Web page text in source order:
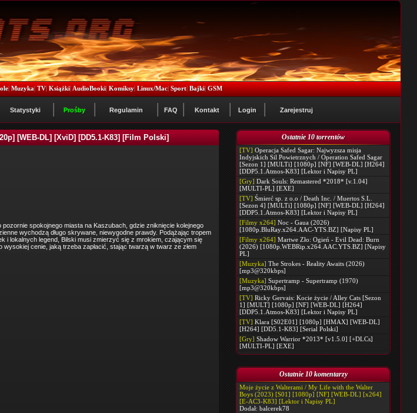
|Muzyka|TV|Książki|AudioBooki|Komiksy|Linux/Mac|Sport|Bajki|GSM
Statystyki Prośby Regulamin FAQ Kontakt Login Zarejestruj
Ostatnie 10 torrentów
[TV] Operacja Safed Sagar: Najwyzsza misja
Indyjskich Sil Powietrznych / Operation Safed Sagar
[Sezon 1] [MULTi] [1080p] [NF] [WEB-DL] [H264]
[DDP5.1.Atmos-K83] [Lektor i Napisy PL]
[Gry] Dark Souls: Remastered *2018* [v.1.04]
[MULTI-PL] [EXE]
[TV] Śmierć sp. z o.o / Death Inc. / Muertos S.L.
[Sezon 4] [MULTi] [1080p] [NF] [WEB-DL] [H264]
[DDP5.1.Atmos-K83] [Lektor i Napisy PL]
[Filmy x264] Noc - Gaua (2026)
[1080p.BluRay.x264.AAC-YTS.BZ] [Napisy PL]
[Filmy x264] Martwe Zło: Ogień - Evil Dead: Burn
(2026) [1080p.WEBRip.x264.AAC.YTS.BZ] [Napisy
PL]
[Muzyka] The Strokes - Reality Awaits (2026)
[mp3@320kbps]
[Muzyka] Supertramp - Supertramp (1970)
[mp3@320kbps]
[TV] Ricky Gervais: Kocie życie / Alley Cats [Sezon
1] [MULT] [1080p] [NF] [WEB-DL] [H264]
[DDP5.1.Atmos-K83] [Lektor i Napisy PL]
[TV] Klara [S02E01] [1080p] [HMAX] [WEB-DL]
[H264] [DD5.1-K83] [Serial Polski]
[Gry] Shadow Warrior *2013* [v1.5.0] [+DLCs]
[MULTI-PL] [EXE]
Ostatnie 10 komentarzy
Moje życie z Walterami / My Life with the Walter
Boys (2023) [S01] [1080p] [NF] [WEB-DL] [x264]
[E-AC3-K83] [Lektor i Napisy PL]
Dodał: balcerek78
[WEB-DL] [XviD] [DD5.1-K83] [Film Polski]
spokojnego miasta na Kaszubach, gdzie zniknięcie kolejnego
wychodzą długo skrywane, niewygodne prawdy. Podążając tropem
i lokalnych legend, Bilski musi zmierzyć się z mrokiem, czającym się
cenie, jaką trzeba zapłacić, stając twarzą w twarz ze złem